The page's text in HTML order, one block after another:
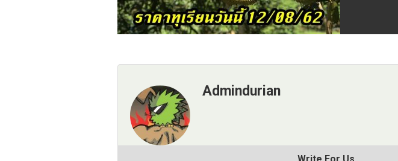
Admindurian
Write For Us